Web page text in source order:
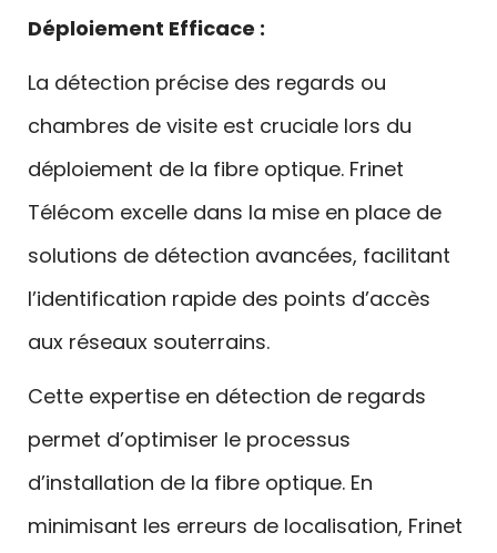
Déploiement Efficace :
La détection précise des regards ou
chambres de visite est cruciale lors du
déploiement de la fibre optique. Frinet
Télécom excelle dans la mise en place de
solutions de détection avancées, facilitant
l’identification rapide des points d’accès
aux réseaux souterrains.
Cette expertise en détection de regards
permet d’optimiser le processus
d’installation de la fibre optique. En
minimisant les erreurs de localisation, Frinet